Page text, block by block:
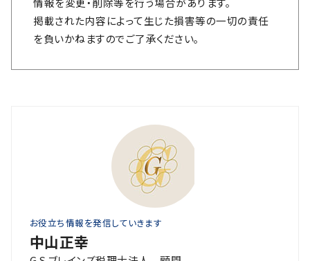
掲載された内容によって生じた損害等の一切の責任
を負いかねますのでご了承ください。
お役立ち情報を発信していきます
中山正幸